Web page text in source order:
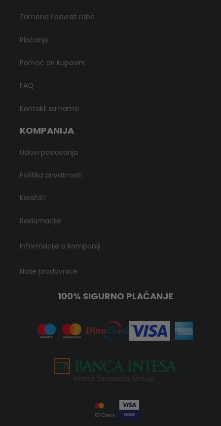
Zamena i povrat robe
Plaćanje
Pomoć pri kupovini
FAQ
Kontakt sa nama
KOMPANIJA
Uslovi poslovanja
Politika privatnosti
Kolačići
Reklamacije
Informacije o kompaniji
Naše prodavnice
100% SIGURNO PLAĆANJE